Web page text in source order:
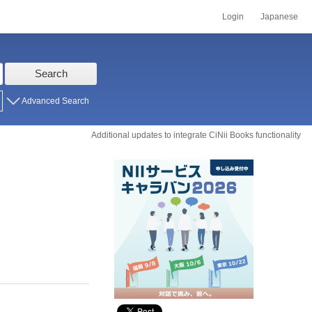
Login Japanese
Search
Advanced Search
Additional updates to integrate CiNii Books functionality